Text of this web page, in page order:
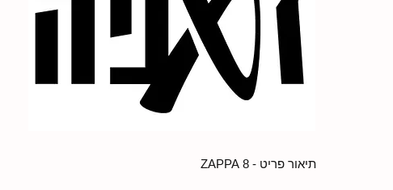
תיאור פריט - 8 ZAPPA